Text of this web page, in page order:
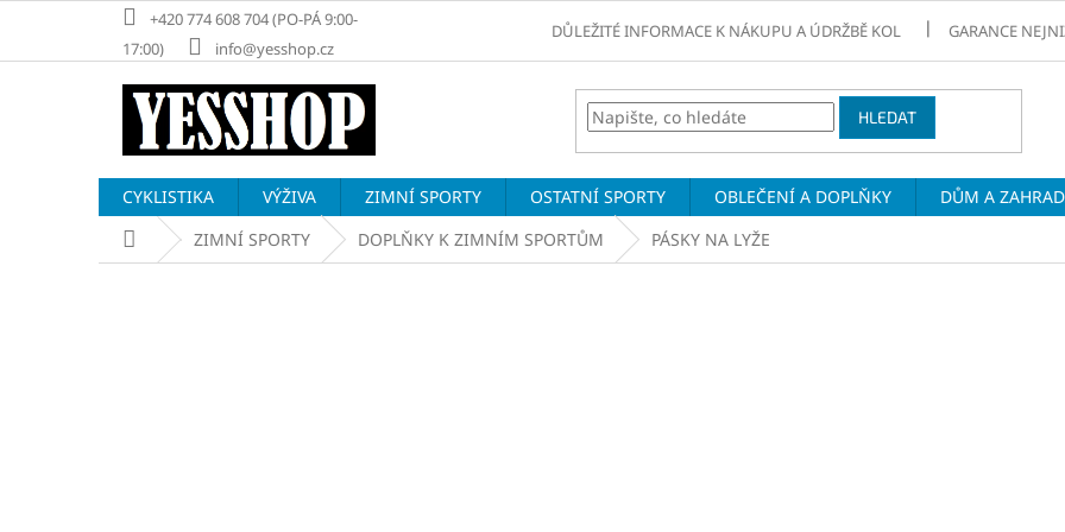
obsah
+420 774 608 704 (PO-PÁ 9:00-
17:00)
info@yesshop.cz
DŮLEŽITÉ INFORMACE K NÁKUPU A ÚDRŽBĚ KOL GARANCE
HLEDAT
CYKLISTIKA VÝŽIVA ZIMNÍ SPORTY OSTATNÍ SPORTY OBLEČENÍ A DOPLŇKY DŮM A
Domů ZIMNÍ SPORTY DOPLŇKY K ZIMNÍM SPORTŮM PÁSKY NA LYŽE